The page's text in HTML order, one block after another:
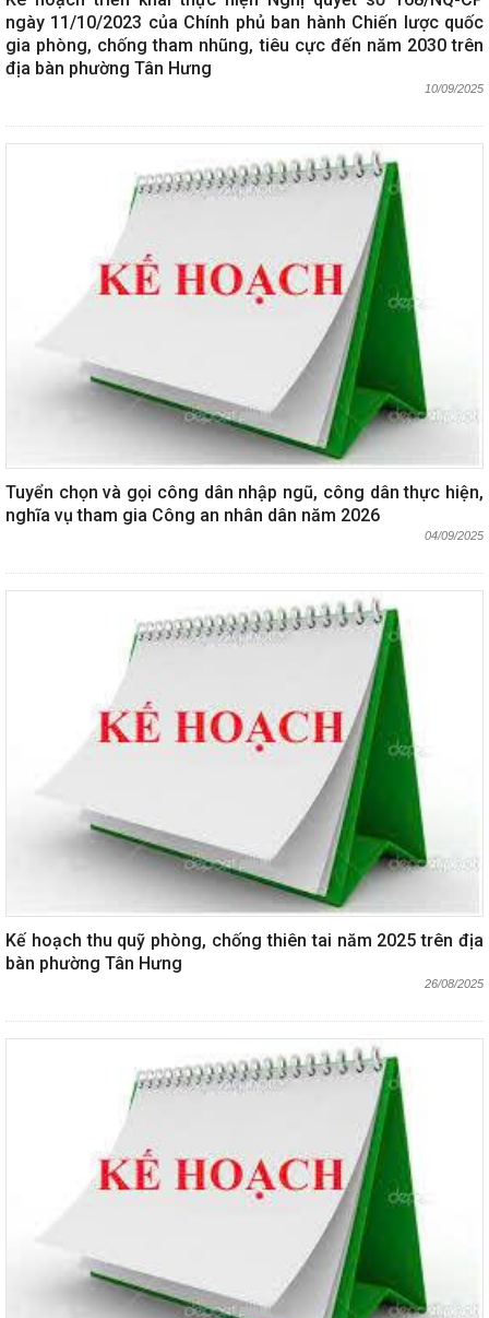
ngày 11/10/2023 của Chính phủ ban hành Chiến lược quốc
gia phòng, chống tham nhũng, tiêu cực đến năm 2030 trên
địa bàn phường Tân Hưng
10/09/2025
Tuyển chọn và gọi công dân nhập ngũ, công dân thực hiện,
nghĩa vụ tham gia Công an nhân dân năm 2026
04/09/2025
Kế hoạch thu quỹ phòng, chống thiên tai năm 2025 trên địa
bàn phường Tân Hưng
26/08/2025